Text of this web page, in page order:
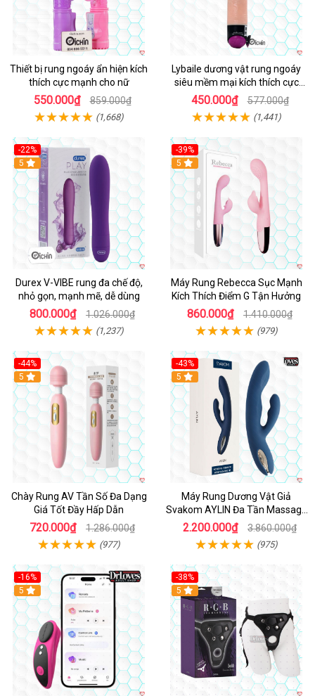
Thiết bị rung ngoáy ẩn hiện kích
thích cực mạnh cho nữ
550.000₫ 859.000₫
(1,668)
Lybaile dương vật rung ngoáy
siêu mềm mại kích thích cực
mạnh
450.000₫ 577.000₫
(1,441)
-22%
Hot
5
Durex V-VIBE rung đa chế độ,
nhỏ gọn, mạnh mẽ, dễ dùng
800.000₫ 1.026.000₫
(1,237)
-39%
Hot
5
Máy Rung Rebecca Sục Mạnh
Kích Thích Điểm G Tận Hưởng
860.000₫ 1.410.000₫
(979)
-44%
Hot
5
Chày Rung AV Tần Số Đa Dạng
Giá Tốt Đầy Hấp Dẫn
720.000₫ 1.286.000₫
(977)
-43%
Hot
5
Máy Rung Dương Vật Giả
Svakom AYLIN Đa Tần Massage
Sướng
2.200.000₫ 3.860.000₫
(975)
-16%
Hot
5
-38%
Hot
5